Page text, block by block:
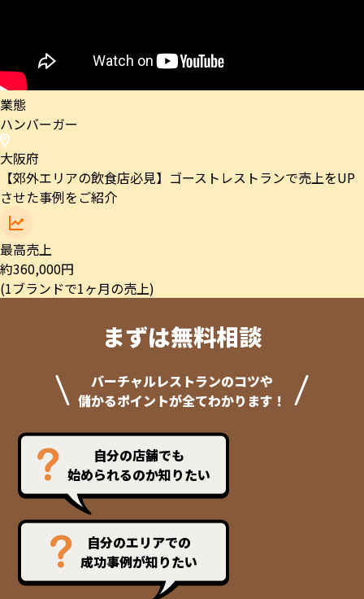
業態
ハンバーガー
大阪府
【郊外エリアの飲食店必見】ゴーストレストランで売上をUP
させた事例をご紹介
最高売上
約360,000円
(1ブランドで1ヶ月の売上)
まずは無料相談
バーチャルレストランのコツや
儲かるポイントが全てわかります！
自分の店舗でも
始められるのか知りたい
自分のエリアでの
成功事例が知りたい